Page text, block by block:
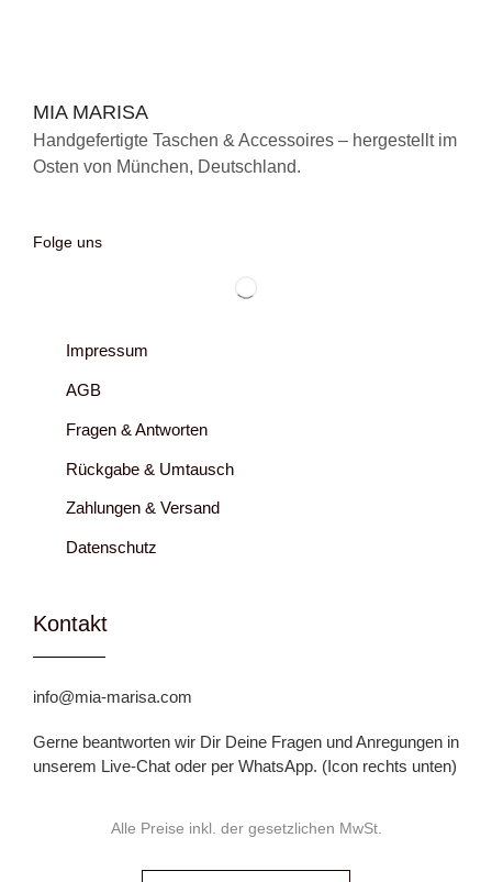
MIA MARISA
Handgefertigte Taschen & Accessoires – hergestellt im
Osten von München, Deutschland.
Folge uns
Impressum
AGB
Fragen & Antworten
Rückgabe & Umtausch
Zahlungen & Versand
Datenschutz
Kontakt
info@mia-marisa.com
Gerne beantworten wir Dir Deine Fragen und Anregungen in
unserem Live-Chat oder per WhatsApp. (Icon rechts unten)
Alle Preise inkl. der gesetzlichen MwSt.